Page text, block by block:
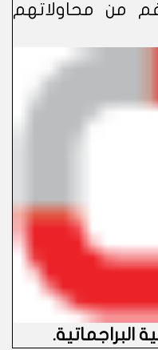
من محاولاتهم
البراجماتية.